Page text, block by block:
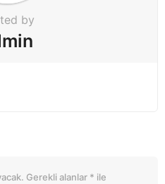
by
Gerekli alanlar * ile